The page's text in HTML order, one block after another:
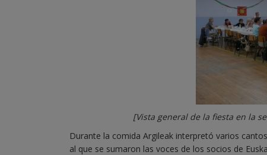
[Vista general de la fiesta en la
Durante la comida Argileak interpretó varios
al que se sumaron las voces de los socios de